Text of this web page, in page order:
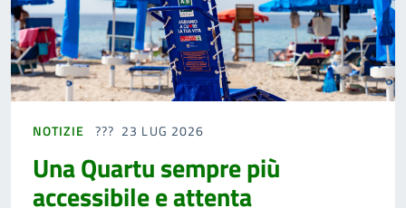
NOTIZIE 23 LUG 2026
Una Quartu sempre più
accessibile e attenta